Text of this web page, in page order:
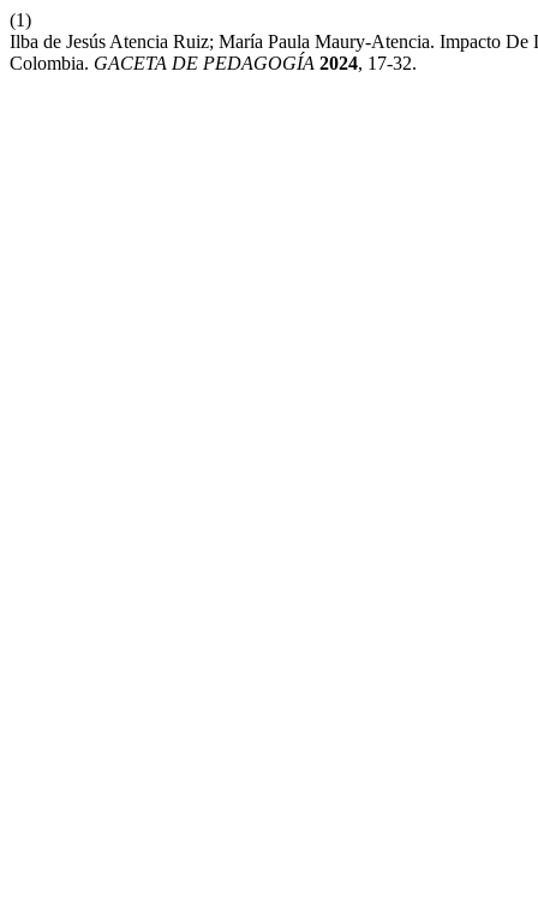
(1)
Ilba de Jesús Atencia Ruiz; María Paula Maury-Atencia. Impacto
Colombia. GACETA DE PEDAGOGÍA 2024, 17-32.